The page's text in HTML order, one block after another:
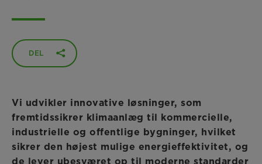
DEL
Vi udvikler innovative løsninger, som
fremtidssikrer klimaanlæg til kommercielle,
industrielle og offentlige bygninger, hvilket
sikrer den højest mulige energieffektivitet, og
de lever ubesværet op til moderne standarder